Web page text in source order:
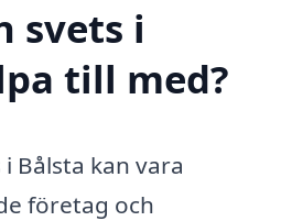
svets i
till med?
Bålsta kan vara
företag och